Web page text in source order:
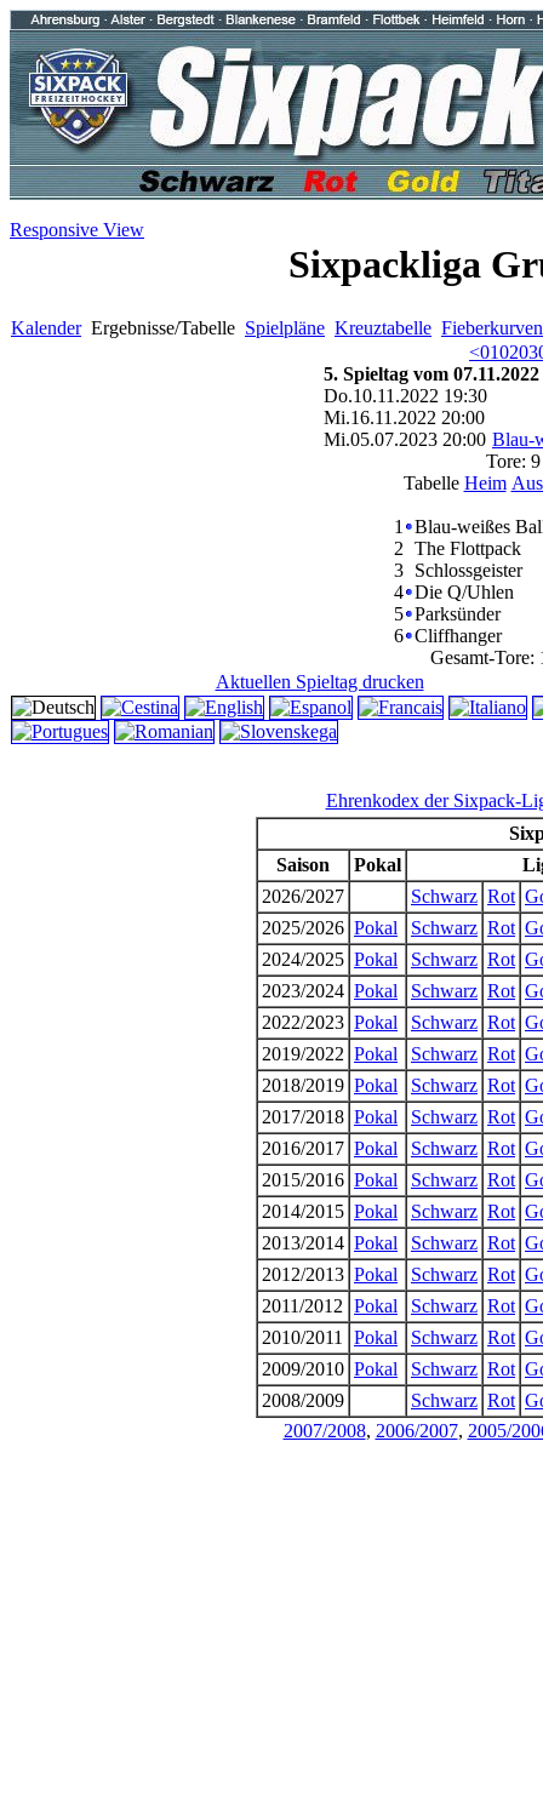
Responsive View
Sixpackliga
KalenderErgebnisse/Tabelle Spielpläne Kreuztabelle Fieberkurven
<010203
5. Spieltag vom
Do.10.11.2022 19:30
Mi.16.11.2022 20:00
Mi.05.07.2023 20:00 Blau-
Tore:
Tabelle Heim
1
Blau-weißes
2 The Flottpack
3
Schlossgeister
4 Die Q/Uhlen
5 Parksünder
6 Cliffhanger
Gesamt-
Aktuellen Spieltag drucken
Ehrenkodex der Sixpack-
Saison
Pokal
2026/2027
Schwarz Rot
2025/2026 Pokal Schwarz Rot
2024/2025 Pokal Schwarz Rot
2023/2024 Pokal Schwarz Rot
2022/2023 Pokal Schwarz Rot
2019/2022 Pokal Schwarz Rot
2018/2019 Pokal Schwarz Rot
2017/2018 Pokal Schwarz Rot
2016/2017 Pokal Schwarz Rot
2015/2016 Pokal Schwarz Rot
2014/2015 Pokal Schwarz Rot
2013/2014 Pokal Schwarz Rot
2012/2013 Pokal Schwarz Rot
2011/2012 Pokal Schwarz Rot
2010/2011
Pokal Schwarz Rot
2009/2010 Pokal Schwarz Rot
2008/2009
Schwarz Rot
2007/2008, 2006/2007, 2005/